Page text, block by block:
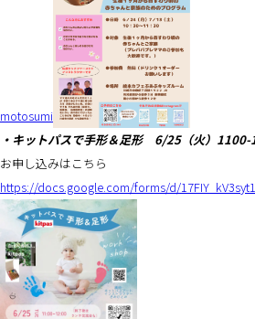
motosumi
・キットパスで手形＆足形 6/25（火）1100-
お申し込みはこちら
https://docs.google.com/forms/d/